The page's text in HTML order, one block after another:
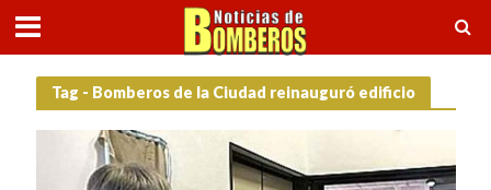
Tag - Bomberos de la Ciudad reinauguró edificio